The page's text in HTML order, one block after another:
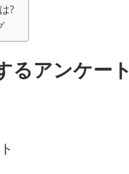
?
るアンケート